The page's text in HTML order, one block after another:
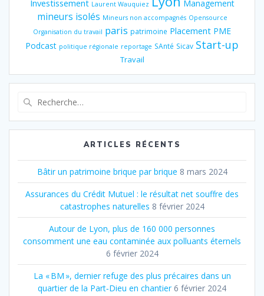
Investissement Laurent Wauquiez Management
mineurs isolés Mineurs non accompagnés Opensource
Organisation du travail paris patrimoine Placement PME
Podcast politique régionale reportage SAnté Sicav Start-up
Travail
:
ARTICLES RÉCENTS
Bâtir un patrimoine brique par brique 8 mars 2024
Assurances du Crédit Mutuel : le résultat net souffre des
catastrophes naturelles 8 février 2024
Autour de Lyon, plus de 160 000 personnes
consomment une eau contaminée aux polluants éternels
6 février 2024
La « BM », dernier refuge des plus précaires dans un
quartier de la Part‐Dieu en chantier 6 février 2024